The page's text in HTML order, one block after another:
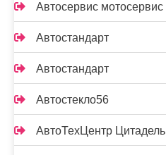
Автосервис мотосервис
Автостандарт
Автостандарт
Автостекло56
АвтоТехЦентр Цитадель